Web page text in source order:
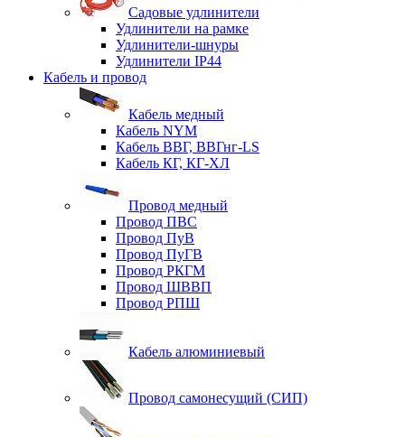
Садовые удлинители
Удлинители на рамке
Удлинители-шнуры
Удлинители IP44
Кабель и провод
Кабель медный
Кабель NYM
Кабель ВВГ, ВВГнг-LS
Кабель КГ, КГ-ХЛ
Провод медный
Провод ПВС
Провод ПуВ
Провод ПуГВ
Провод РКГМ
Провод ШВВП
Провод РПШ
Кабель алюминиевый
Провод самонесущий (СИП)